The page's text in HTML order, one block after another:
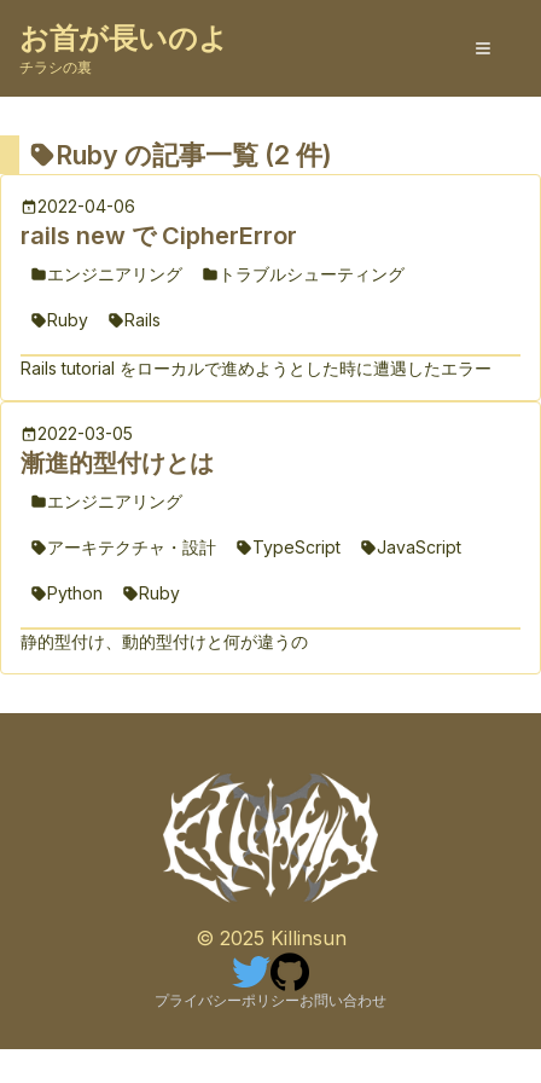
お首が長いのよ
チラシの裏
Ruby の記事一覧 (2 件)
2022-04-06
rails new で CipherError
エンジニアリング トラブルシューティング
Ruby Rails
Rails tutorial をローカルで進めようとした時に遭遇したエラー
2022-03-05
漸進的型付けとは
エンジニアリング
アーキテクチャ・設計 TypeScript JavaScript
Python Ruby
静的型付け、動的型付けと何が違うの
© 2025 Killinsun
プライバシーポリシーお問い合わせ